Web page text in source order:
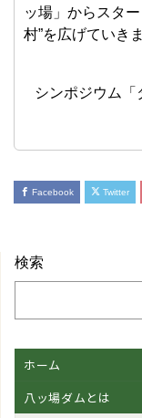
ッ場」からスタ
村”を広げていき
シンポジウム
Facebook Twitter
検索
ホーム
八ッ場ダムとは